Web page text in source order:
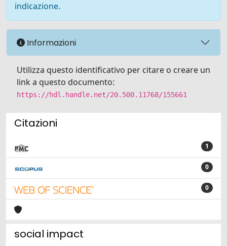
indicazione.
Informazioni
Utilizza questo identificativo per citare o creare un
link a questo documento:
https://hdl.handle.net/20.500.11768/155661
Citazioni
1
0
0
social impact